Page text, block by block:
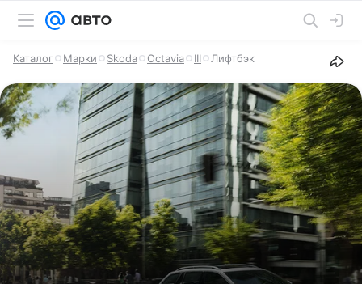
Каталог Марки Skoda Octavia III Лифтбэк